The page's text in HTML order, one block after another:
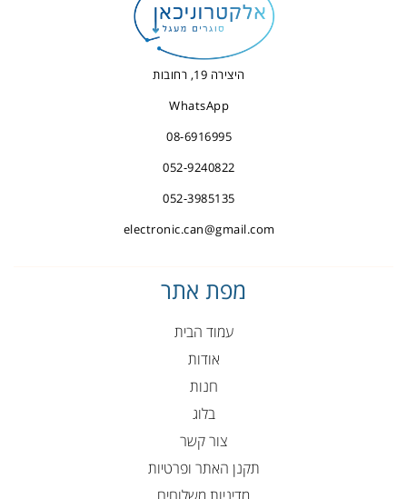
היצירה 19, רחובות
WhatsApp
08-6916995
052-9240822
052-3985135
electronic.can@gmail.com
מפת אתר
עמוד הבית
אודות
חנות
בלוג
צור קשר
תקנן האתר ופרטיות
מדיניות משלוחים